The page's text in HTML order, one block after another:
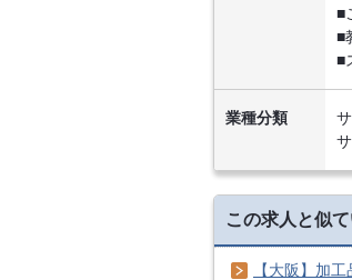
■
■
■
業種分類
この求人と似
【大阪】加